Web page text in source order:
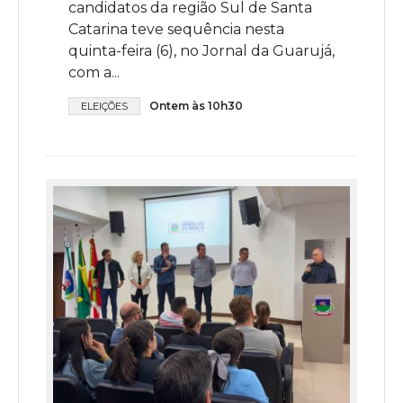
candidatos da região Sul de Santa
Catarina teve sequência nesta
quinta-feira (6), no Jornal da Guarujá,
com a...
ELEIÇÕES Ontem às 10h30